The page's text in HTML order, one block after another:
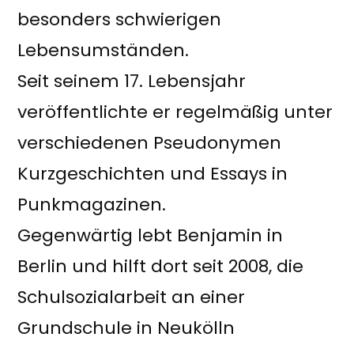
besonders schwierigen
Lebensumständen.
Seit seinem 17. Lebensjahr
veröffentlichte er regelmäßig unter
verschiedenen Pseudonymen
Kurzgeschichten und Essays in
Punkmagazinen.
Gegenwärtig lebt Benjamin in
Berlin und hilft dort seit 2008, die
Schulsozialarbeit an einer
Grundschule in Neukölln